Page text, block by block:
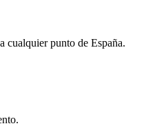
cualquier punto de España.